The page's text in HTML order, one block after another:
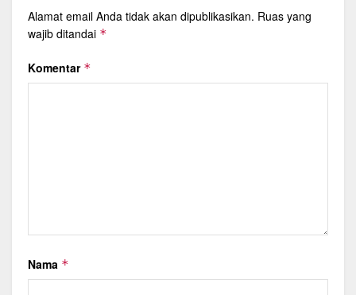
Alamat email Anda tidak akan dipublikasikan. Ruas yang
wajib ditandai *
Komentar *
Nama *